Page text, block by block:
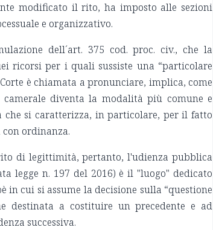
modificato il rito, ha imposto alle sezioni
e organizzativo.
dell´art. 375 cod. proc. civ., che la
ricorsi per i quali sussiste una “particolare
è chiamata a pronunciare, implica, come
diventa la modalità più comune e
che si caratterizza, in particolare, per il fatto
ordinanza.
di legittimità, pertanto, l'udienza pubblica
legge n. 197 del 2016) è il "luogo" dedicato
in cui si assume la decisione sulla “questione
destinata a costituire un precedente e ad
successiva.